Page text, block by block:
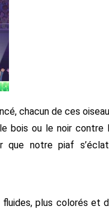
chacun de ces
bois ou le noir contre
que notre piaf
fluides, plus colorés et